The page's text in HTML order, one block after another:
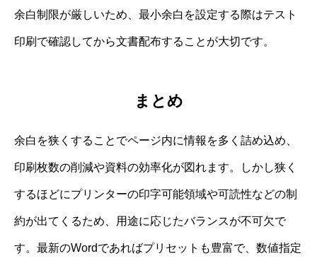
余白制限が厳しいため、最小余白を設定する際はテスト
印刷で確認してから文書配布することが大切です。
まとめ
余白を狭くすることでページ内に情報を多く詰め込め、
印刷枚数の削減や資料の効率化が図れます。しかし狭く
するほどにプリンターの印字可能領域や可読性などの制
約が出てくるため、用途に応じたバランスが不可欠で
す。最新のWordであればプリセットも豊富で、数値指定